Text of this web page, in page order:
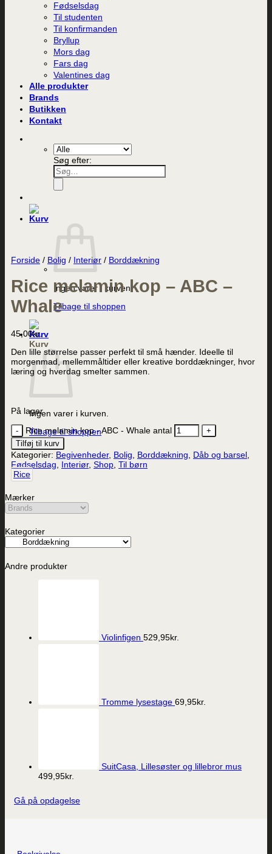
Fødselsdag
Til studenten
Til konfirmanden
Bryllup
Mors dag
Fars dag
Valentines dag
Alle produkter
Brands
Butikken
Kontakt
Søg efter:
Ingen varer i kurven.
Tilbage til shoppen
Kurv
Ingen varer i kurven.
Tilbage til shoppen
Forside / Bolig / Interiør / Borddækning
Rice melamin kop – ABC –
Whale
45,00kr.
Den lille størrelse passer perfekt til små hænder. Ideelle til
morgenmad, mellemmåltider eller kreative borddækninger, hvor
læring og hverdag smelter sammen.
På lager
Rice melamin kop - ABC - Whale antal
Tilføj til kurv
Kategorier: Begivenheder, Bolig Borddækning Dåb og barsel
Fødselsdag
Interiør, Shop Til børn
Rice
Mærker
Kategorier
Andre produkter
Violinfigen 529,95kr.
Tromme lysestage 69,95kr.
SuitCasa, Lillesøster og lillebror mus
499,95kr.
Gå på opdagelse